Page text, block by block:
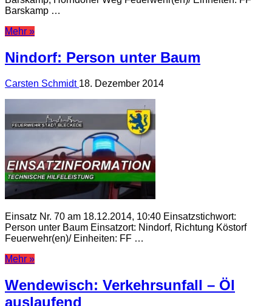
Barskamp …
Mehr »
Nindorf: Person unter Baum
Carsten Schmidt 18. Dezember 2014
Einsatz Nr. 70 am 18.12.2014, 10:40 Einsatzstichwort:
Person unter Baum Einsatzort: Nindorf, Richtung Köstorf
Feuerwehr(en)/ Einheiten: FF …
Mehr »
Wendewisch: Verkehrsunfall – Öl
auslaufend